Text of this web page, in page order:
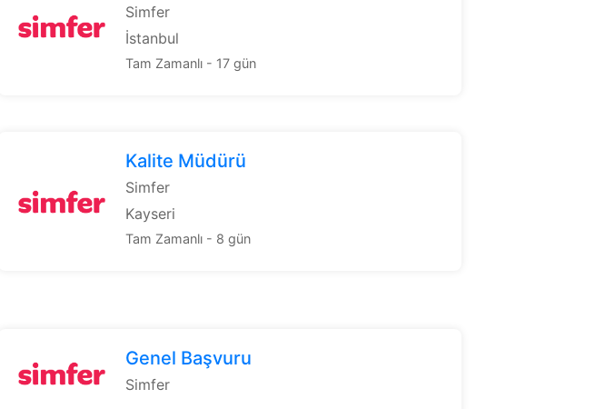
Simfer
İstanbul
Tam Zamanlı - 17 gün
Kalite Müdürü
Simfer
Kayseri
Tam Zamanlı - 8 gün
Genel Başvuru
Simfer